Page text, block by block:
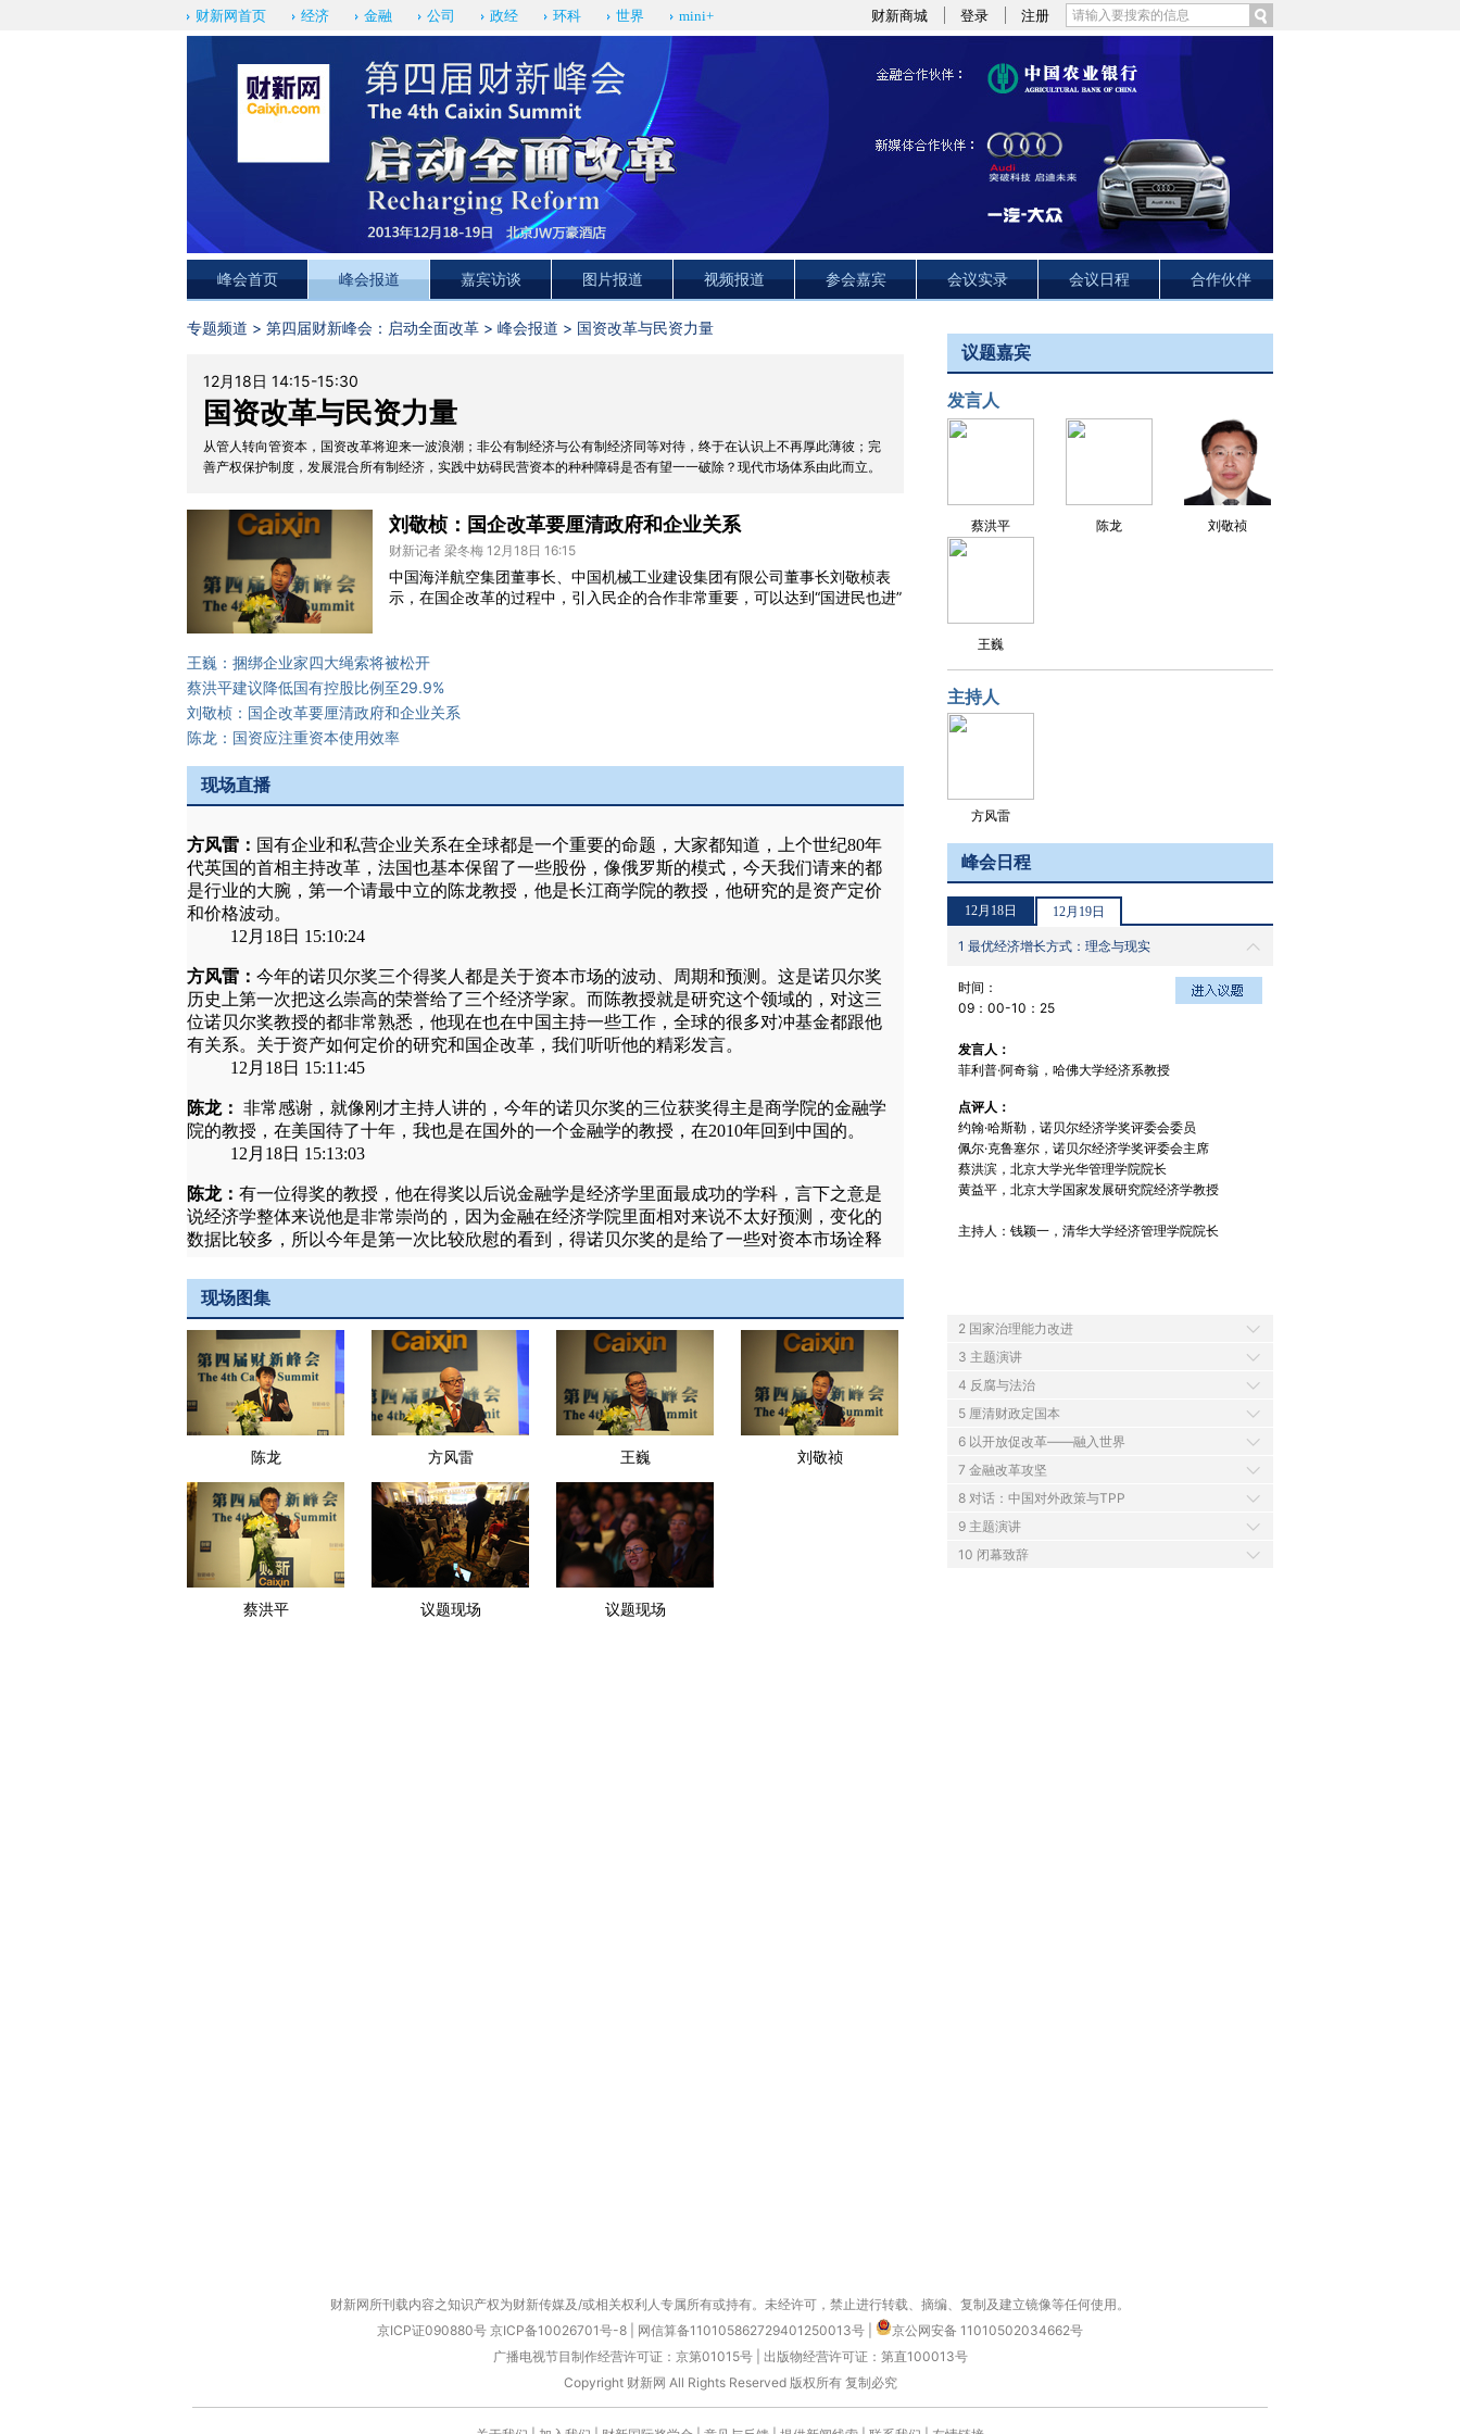
财新商城 登录 注册
财新网首页 经济 金融 公司 政经 环科 世界 mini+
峰会首页 峰会报道 嘉宾访谈 图片报道 视频报道 参会嘉宾 会议实录 会议日程 合作伙伴
专题频道 > 第四届财新峰会：启动全面改革 > 峰会报道 > 国资改革与民资力量
12月18日 14:15-15:30
国资改革与民资力量
从管人转向管资本，国资改革将迎来一波浪潮；非公有制经济与公有制经济同等对待，终于在认识上不再厚此薄彼；完
善产权保护制度，发展混合所有制经济，实践中妨碍民营资本的种种障碍是否有望一一破除？现代市场体系由此而立。
刘敬桢：国企改革要厘清政府和企业关系
财新记者 梁冬梅 12月18日 16:15
中国海洋航空集团董事长、中国机械工业建设集团有限公司董事长刘敬桢表
示，在国企改革的过程中，引入民企的合作非常重要，可以达到“国进民也进”
王巍：捆绑企业家四大绳索将被松开
蔡洪平建议降低国有控股比例至29.9%
刘敬桢：国企改革要厘清政府和企业关系
陈龙：国资应注重资本使用效率
现场直播
现场图集
陈龙 方风雷 王巍 刘敬祯
蔡洪平 议题现场 议题现场
议题嘉宾
发言人
蔡洪平 陈龙 刘敬祯
王巍
主持人
方风雷
峰会日程
12月18日 12月19日
1 最优经济增长方式：理念与现实
时间：
09：00-10：25
发言人：
菲利普·阿奇翁，哈佛大学经济系教授
点评人：
约翰·哈斯勒，诺贝尔经济学奖评委会委员
佩尔·克鲁塞尔，诺贝尔经济学奖评委会主席
蔡洪滨，北京大学光华管理学院院长
黄益平，北京大学国家发展研究院经济学教授
主持人：钱颖一，清华大学经济管理学院院长
2 国家治理能力改进
3 主题演讲
4 反腐与法治
5 厘清财政定国本
6 以开放促改革——融入世界
7 金融改革攻坚
8 对话：中国对外政策与TPP
9 主题演讲
10 闭幕致辞
财新网所刊载内容之知识产权为财新传媒及/或相关权利人专属所有或持有。未经许可，禁止进行转载、摘编、复制及建立镜像等任何使用。
京ICP证090880号 京ICP备10026701号-8 网信算备110105862729401250013号
京公网安备 11010502034662号
广播电视节目制作经营许可证：京第01015号| 出版物经营许可证：第直100013号
Copyright 财新网 All Rights Reserved 版权所有 复制必究